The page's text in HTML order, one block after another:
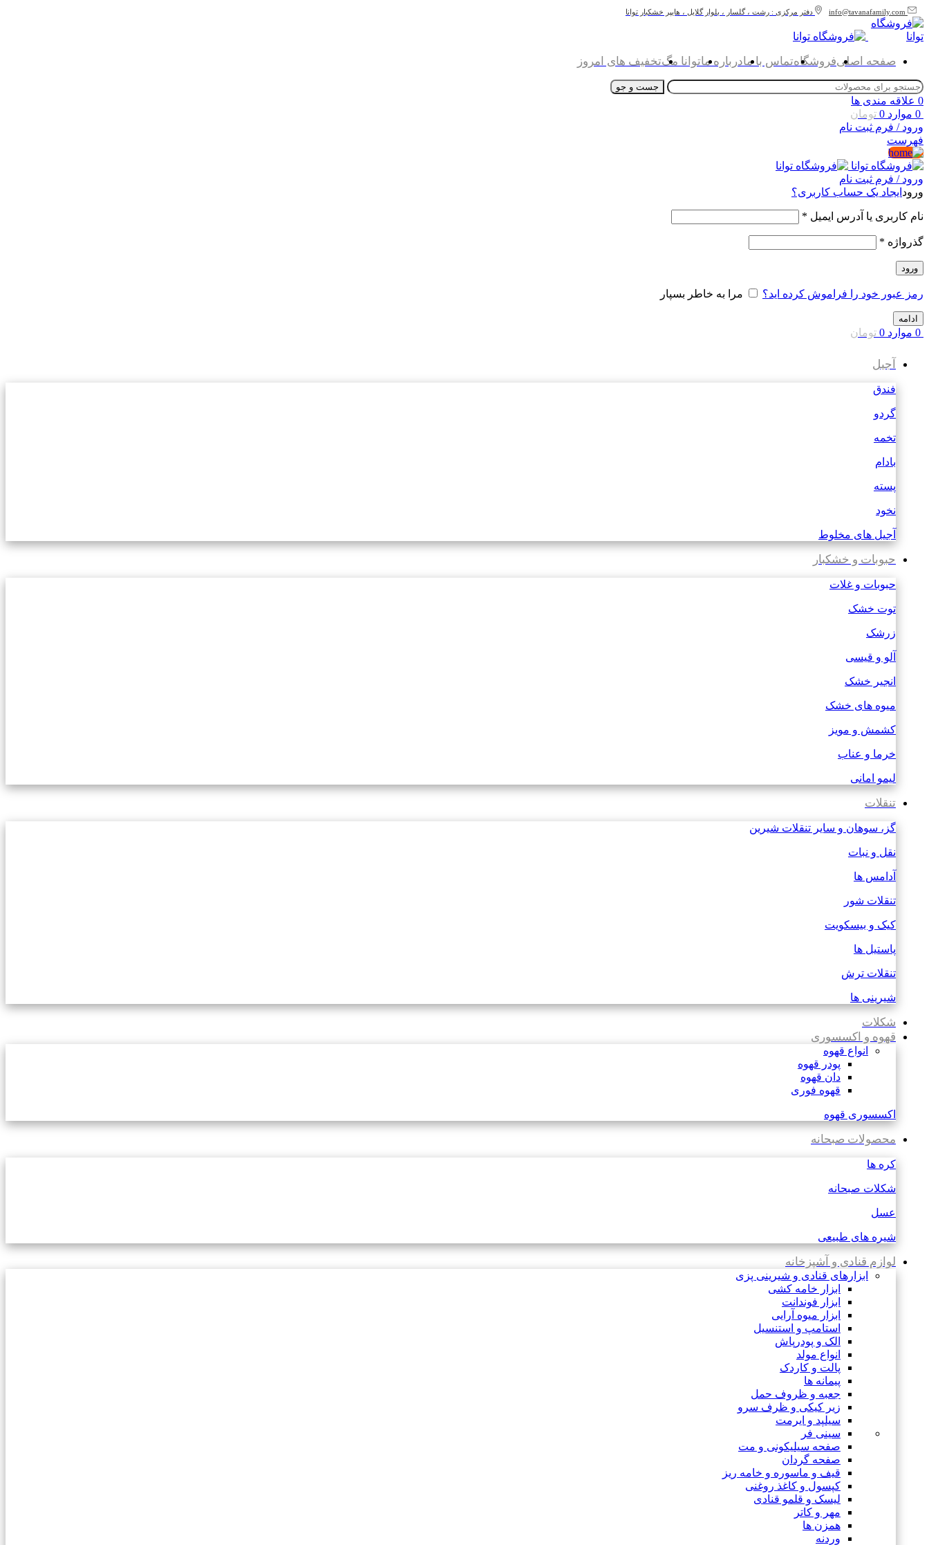
دفتر مرکزی : رشت ، گلسار ، بلوار گلایل ، هایپر خشکبار توانا
صفحه اصلیفروشگاهتماس با مادرباره ماتوانا مگتخفیف های امروز
جست و جو
0 علاقه مندی ها
0 موارد 0 تومان
ورود / فرم ثبت نام
فهرست
ورود / فرم ثبت نام
ورود ایجاد یک حساب کاربری؟
نام کاربری یا آدرس ایمیل *
گذرواژه *
ورود
رمز عبور خود را فراموش کرده اید؟ مرا به خاطر بسپار
ادامه
0 موارد 0 تومان
آجیل
فندق
گردو
تخمه
بادام
پسته
نخود
آجیل های مخلوط
حبوبات و خشکبار
حبوبات و غلات
توت خشک
زرشک
آلو و قیسی
انجیر خشک
میوه های خشک
کشمش و مویز
خرما و عناب
لیمو امانی
تنقلات
گز، سوهان و سایر تنقلات شیرین
نقل و نبات
آدامس ها
تنقلات شور
کیک و بیسکویت
پاستیل ها
تنقلات ترش
شیرینی ها
شکلات
قهوه و اکسسوری
انواع قهوه
پودر قهوه
دان قهوه
قهوه فوری
اکسسوری قهوه
محصولات صبحانه
کره ها
شکلات صبحانه
عسل
شیره های طبیعی
لوازم قنادی و آشپزخانه
ابزارهای قنادی و شیرینی پزی
ابزار خامه کشی
ابزار فوندانت
ابزار میوه آرایی
استامپ و استنسیل
الک و پودرپاش
انواع مولد
پالت و کاردک
پیمانه ها
جعبه و ظروف حمل
زیر کیکی و ظرف سرو
سیلپد و ایرمت
سینی فر
صفحه سیلیکونی و مت
صفحه گردان
قیف و ماسوره و خامه ریز
کپسول و کاغذ روغنی
لیسک و قلمو قنادی
مهر و کاتر
همزن ها
وردنه